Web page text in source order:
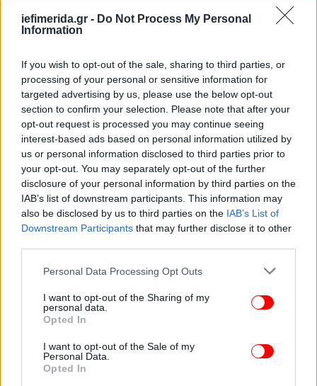
iefimerida.gr - Do Not Process My Personal
Information
If you wish to opt-out of the sale, sharing to third parties, or
processing of your personal or sensitive information for
targeted advertising by us, please use the below opt-out
section to confirm your selection. Please note that after your
opt-out request is processed you may continue seeing
interest-based ads based on personal information utilized by
us or personal information disclosed to third parties prior to
your opt-out. You may separately opt-out of the further
disclosure of your personal information by third parties on the
IAB’s list of downstream participants. This information may
also be disclosed by us to third parties on the IAB’s List of
Downstream Participants that may further disclose it to other
Please note that this website/app uses one or more Google
not limited to your visit or usage behaviour. You may click to
grant or deny consent to Google and its third-party tags to
use your data for below specified purposes in below Google
consent section.
Personal Data Processing Opt Outs
I want to opt-out of the Sharing of my
personal data.
Opted In
I want to opt-out of the Sale of my
Personal Data.
Opted In
κατάφερε να διπλασιάσει τα ποσοστά του από το 21
προσπάθεια. Μας είχαν προγραμμένους όλοι και
μας αντιμετώπιζαν ως "πολιτικό συμπλήρωμα"».
Για τον αν ευνοούν οι συνθήκες, αυτό που
συμβαίνει τώρα στον ΣΥΡΙΖΑ, ο πρόεδρος του
ΠΑΣΟΚ επισήμανε: «Οι ευκαιρίες δεν είναι συχνές,
το θέμα είναι ότι αυτή την ευκαιρία δεν την "έφερε
ο πελαργός", αλλά εμείς την φτιάξαμε. Πώς έπεσε η
Νέα Δημοκρατία; Κάναμε πολύ σοβαρή
αντιπολίτευση. Το ΠΑΣΟΚ πήγε από το 7,7% των
Ευρωεκλογών του 2019,στο 12,8% στις
Ευρωεκλογές του 2024. Δεν πανηγυρίζω είχαμε
μεγαλύτερο στόχο. Αυτό που λέω είναι ότι κάναμε
θετικά βήμα σε μόλις 2,5 χρόνια. Είναι ελάχιστος
πολιτικός χρόνος, για να πετύχουμε ότι πετύχαμε
και να επανέλθουμε. Έχω αποδείξει εμπράκτως ότι
θέλω η παράταξη να πάει μπροστά. Δεν ήρθα εδώ
να κάνω προσωπικές αιχμές».